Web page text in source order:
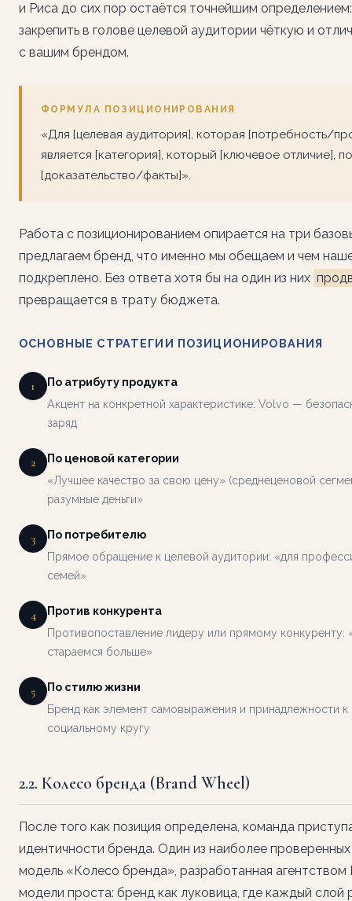
и Риса до сих пор остаётся точнейшим определением:
закрепить в голове целевой аудитории чёткую и
с вашим брендом.
ФОРМУЛА ПОЗИЦИОНИРОВАНИЯ
«Для [целевая аудитория], которая [потребность/
является [категория], который [ключевое отличие],
[доказательство/факты]».
Работа с позиционированием опирается на три
предлагаем бренд, что именно мы обещаем и чем
подкреплено. Без ответа хотя бы на один из них
превращается в трату бюджета.
ОСНОВНЫЕ СТРАТЕГИИ ПОЗИЦИОНИРОВАНИЯ
1 По атрибуту продукта
Акцент на конкретной характеристике: Volvo —
заряд
2 По ценовой категории
«Лучшее качество за свою цену» (среднеценовой
разумные деньги»
3 По потребителю
Прямое обращение к целевой аудитории: «для
семей»
4 Против конкурента
Противопоставление лидеру или прямому
стараемся больше»
5 По стилю жизни
Бренд как элемент самовыражения и принадлежности
социальному кругу
2.2. Колесо бренда (Brand Wheel)
После того как позиция определена, команда
идентичности бренда. Один из наиболее
модель «Колесо бренда», разработанная агентством
модели проста: бренд как луковица, где каждый